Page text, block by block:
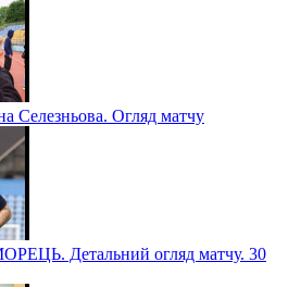
Селезньова. Огляд матчу
Детальний огляд матчу. 30